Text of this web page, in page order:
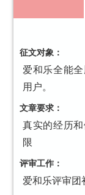
征文对象：
爱和乐全能
用户。
文章要求：
真实的经历
限
评审工作：
爱和乐评审团